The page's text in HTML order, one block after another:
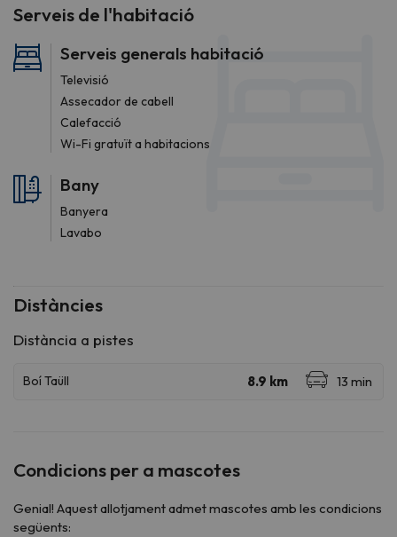
Serveis de l'habitació
Serveis generals habitació
Televisió
Assecador de cabell
Calefacció
Wi-Fi gratuït a habitacions
Bany
Banyera
Lavabo
Distàncies
Condicions per a mascotes
Genial! Aquest allotjament admet mascotes amb les condicions
següents: